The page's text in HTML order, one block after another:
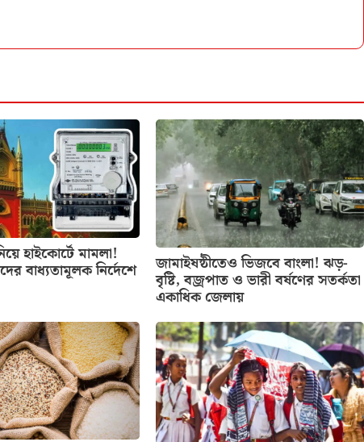
হাইকোর্টে মামলা!
বাধ্যতামূলক নির্দেশে জামাইষষ্ঠীতেও ভিজবে বাংলা! ঝড়-
বৃষ্টি, বজ্রপাত ও ভারী বর্ষণের সতর্কতা
একাধিক জেলায়